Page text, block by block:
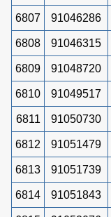
6807 91046286
6808 91046315
6809 91048720
6810 91049517
6811 91050730
6812 91051479
6813 91051739
6814 91051843